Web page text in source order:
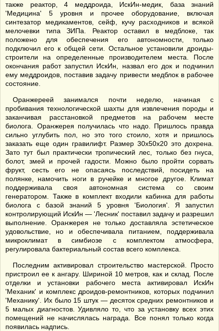
также реактор, 4 меддроида, ИскИн-медик, база знаний
'Медицина' 5 уровня и прочее оборудование, включая
синтезатор медикаментов, сейф, кучу расходников и всякой
мелочевки типа ЗИПа. Реактор оставил в медблоке, так
положено для обеспечения его автономности, только
подключил его к общей сети. Остальное установили дроиды-
строители на определенные производителем места. После
окончания работ запустил ИскИн, назвал его док и подчинил
ему меддроидов, поставив задачу привести медблок в рабочее
состояние.
Оранжереей занимался почти неделю, начиная с
пробивания технологической шахты для извлечения породы и
заканчивая расстановкой предметов на рабочем месте
биолога. Оранжерея получилась что надо. Пришлось правда
сильно углубить пол, но это того стоило, хотя и пришлось
заказать еще один гравилифт. Размер 30х50х20 это дохрена.
Зато тут был практически тропический лес, только без гнуса,
болот, змей и прочей гадости. Можно было пройти сорвать
фрукт, сесть его не опасаясь последствий, посидеть на
полянке, намочить ноги в ручейке и многое другое. Климат
поддерживала своя автономная система со своим
генератором. Также в комплект входили кабинка для работы
биолога с базой знаний 5 уровня 'Биология'. Я запустил
контролирующий ИскИн — 'Лесник' поставил задачу и разрешил
выполнение. Оранжерея не только доставляла эстетическое
удовольствие, но и обеспечивала питанием, поддерживала
микроклимат в симбиозе с комплектом атмосфера,
регулировала бактериальный состав всего комплекса.
Последним активировал строительство мастерской. Просто
пристроил ее к ангару. Шириной 10 метров, как и склад. После
отделки и установки рабочего места активировал ИскИн
'Механик' и комплекс дроидов-ремонтников, которых подчинил
'Механику'. Их было 15 штук — десяток средних ремонтников и
5 малых диагностов. Удивляло то, что за установку всех этих
помещений не начислялась награда. Все понял только когда
появилась надпись.